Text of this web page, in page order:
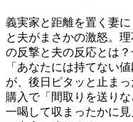
義実家と距離を置く妻
と夫がまさかの激怒。
の反撃と夫の反応とは
「あなたには持てない
が、後日ピタッと止ま
購入で「間取りを送り
一喝して収まったかに